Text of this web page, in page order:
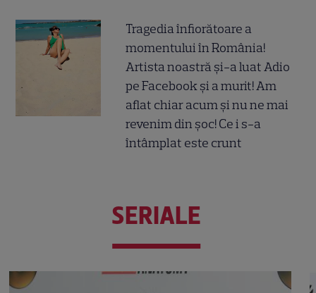
Tragedia înfiorătoare a
momentului în România!
Artista noastră și-a luat Adio
pe Facebook și a murit! Am
aflat chiar acum și nu ne mai
revenim din șoc! Ce i s-a
întâmplat este crunt
SERIALE